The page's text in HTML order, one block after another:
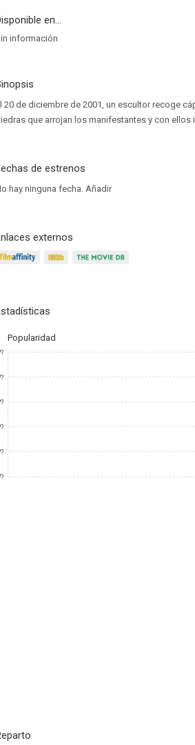
en...
información
20 de diciembre de 2001, un escultor recoge
que arrojan los manifestantes y con
de estrenos
hay ninguna fecha.Añadir
externos
Popularidad